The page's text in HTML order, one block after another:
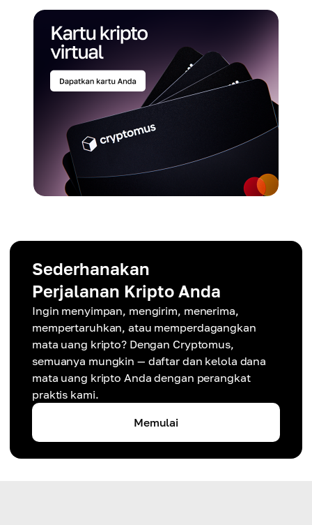
Sederhanakan
Perjalanan Kripto Anda
Ingin menyimpan, mengirim, menerima,
mempertaruhkan, atau memperdagangkan
mata uang kripto? Dengan Cryptomus,
semuanya mungkin — daftar dan kelola dana
mata uang kripto Anda dengan perangkat
praktis kami.
Memulai